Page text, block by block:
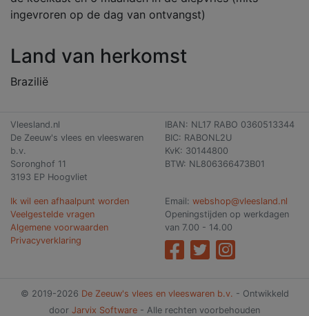
ingevroren op de dag van ontvangst)
Land van herkomst
Brazilië
Vleesland.nl
De Zeeuw's vlees en vleeswaren
b.v.
Soronghof 11
3193 EP Hoogvliet
IBAN: NL17 RABO 0360513344
BIC: RABONL2U
KvK: 30144800
BTW: NL806366473B01
Ik wil een afhaalpunt worden
Veelgestelde vragen
Algemene voorwaarden
Privacyverklaring
Email: webshop@vleesland.nl
Openingstijden op werkdagen
van 7.00 - 14.00
© 2019-2026 De Zeeuw's vlees en vleeswaren b.v. - Ontwikkeld
door Jarvix Software - Alle rechten voorbehouden